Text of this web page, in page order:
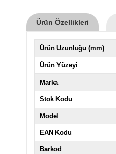
Ürün Özellikleri
Ürün Uzunluğu (mm)
Ürün Yüzeyi
Marka
Stok Kodu
Model
EAN Kodu
Barkod